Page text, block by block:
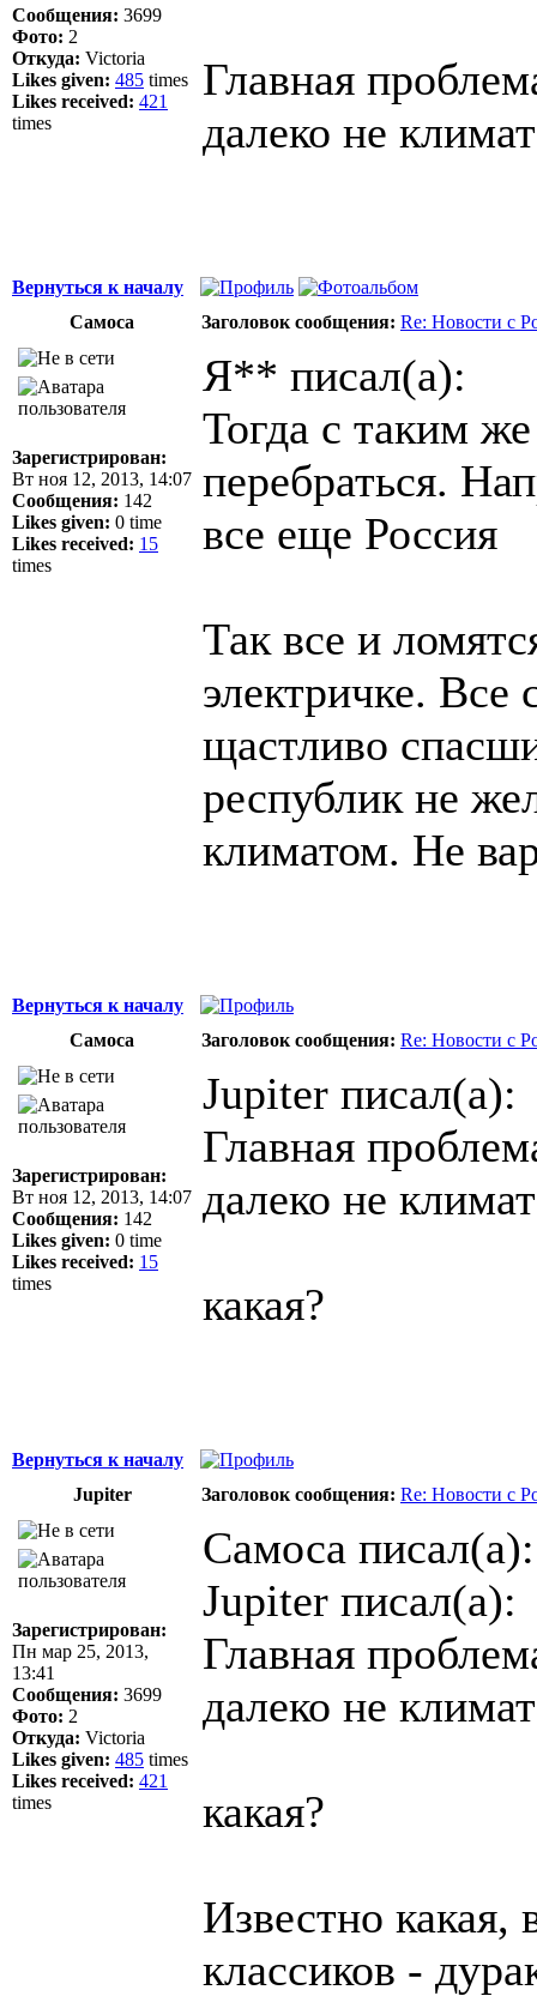
Сообщения: 3699
Фото: 2
Откуда: Victoria
Likes given: 485 times
Likes received: 421
times
Главная
далеко не
Вернуться к началу
Самоса
Заголовок сообщения: Re: Новости с
Зарегистрирован:
Вт ноя 12, 2013, 14:07
Сообщения: 142
Likes given: 0 time
Likes received: 15
times
Я** писал(а):
Тогда с таким
перебраться.
все еще Россия
Так все и
электричке.
щастливо
республик не
климатом. Не
Вернуться к началу
Самоса
Заголовок сообщения: Re: Новости с
Зарегистрирован:
Вт ноя 12, 2013, 14:07
Сообщения: 142
Likes given: 0 time
Likes received: 15
times
Jupiter писал(а):
Главная
далеко не
какая?
Вернуться к началу
Jupiter
Заголовок сообщения: Re: Новости с
Зарегистрирован:
Пн мар 25, 2013,
13:41
Сообщения: 3699
Фото: 2
Откуда: Victoria
Likes given: 485 times
Likes received: 421
times
Самоса писал(а):
Jupiter писал(а):
Главная
далеко не
какая?
Известно какая,
классиков -